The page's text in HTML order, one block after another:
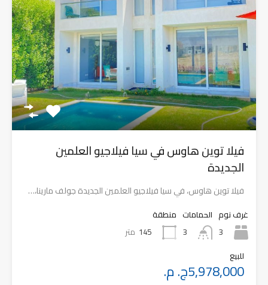
فيلا توين هاوس في سيا فيلاجيو العلمين
الجديدة
فيلا توين هاوس، في سيا فيلاجيو العلمين الجديدة جولف مارينا،…
غرف نوم
3
الحمامات
3
منطقة
145 متر
للبيع
5,978,000ج. م.